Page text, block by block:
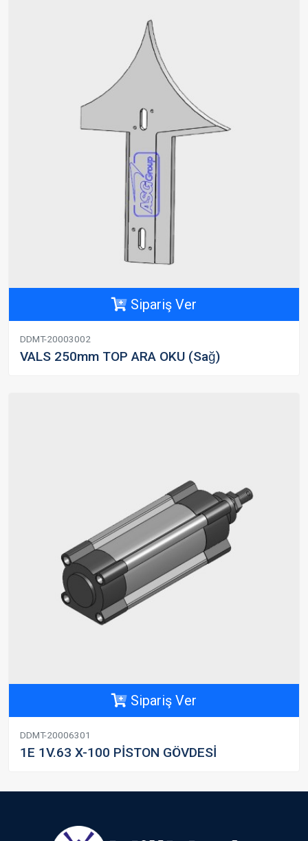
Sipariş Ver
DDMT-20003002
VALS 250mm TOP ARA OKU (Sağ)
Sipariş Ver
DDMT-20006301
1E 1V.63 X-100 PİSTON GÖVDESİ